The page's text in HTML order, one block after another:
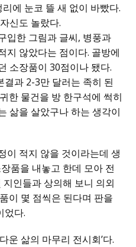
에 눈코 뜰 새 없이 바빴다.
신도 놀랐다.
입한 그림과 글씨, 병풍과
지 않았다는 점이다. 골방에
소장품이 30점이나 됐다.
과 2-3만 달러는 족히 된
한 물건을 방 한구석에 썩히
삶을 살았구나 하는 생각이
이 적지 않을 것이라는데 생
품을 내놓고 한데 모아 전
지인들과 상의해 보니 의외
이 몇 점씩은 된다며 판을
었다.
운 삶의 마무리 전시회’다.